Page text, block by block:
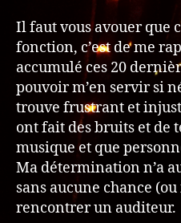
Il faut vous avouer que
fonction, c’est de me
accumulé ces 20
pouvoir m’en servir si
trouve frustrant et
ont fait des bruits et de
musique et que
Ma détermination n’a
sans aucune chance
rencontrer un auditeur.